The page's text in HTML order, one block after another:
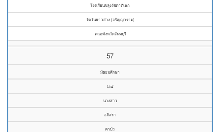
โรงเรียนขลุงรัชดาภิเษก
วัดวันยาวล่าง (อรัญญาราม)
คณะจังหวัดจันทบุรี
57
มัธยมศึกษา
ม.๔
นางสาว
อภิสรา
ดาบัว